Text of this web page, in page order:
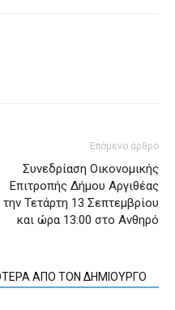
Επόμενο άρθρο
Συνεδρίαση Οικονομικής
Επιτροπής Δήμου Αργιθέας
την Τετάρτη 13 Σεπτεμβρίου
και ώρα 13:00 στο Ανθηρό
ΑΠΟ ΤΟΝ ΔΗΜΙΟΥΡΓΟ